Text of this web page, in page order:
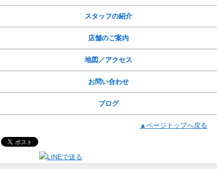
スタッフの紹介
店舗のご案内
地図／アクセス
お問い合わせ
ブログ
▲ページトップへ戻る